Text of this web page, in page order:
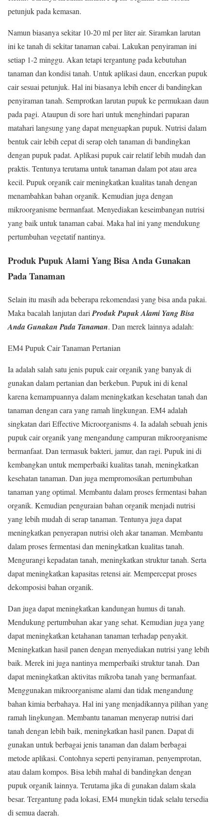
petunjuk pada kemasan.
Namun biasanya sekitar 10-20 ml per liter air. Siramkan larutan
ini ke tanah di sekitar tanaman cabai. Lakukan penyiraman ini
setiap 1-2 minggu. Akan tetapi tergantung pada kebutuhan
tanaman dan kondisi tanah. Untuk aplikasi daun, encerkan pupuk
cair sesuai petunjuk. Hal ini biasanya lebih encer di bandingkan
penyiraman tanah. Semprotkan larutan pupuk ke permukaan daun
pada pagi. Ataupun di sore hari untuk menghindari paparan
matahari langsung yang dapat menguapkan pupuk. Nutrisi dalam
bentuk cair lebih cepat di serap oleh tanaman di bandingkan
dengan pupuk padat. Aplikasi pupuk cair relatif lebih mudah dan
praktis. Tentunya terutama untuk tanaman dalam pot atau area
kecil. Pupuk organik cair meningkatkan kualitas tanah dengan
menambahkan bahan organik. Kemudian juga dengan
mikroorganisme bermanfaat. Menyediakan keseimbangan nutrisi
yang baik untuk tanaman cabai. Maka hal ini yang mendukung
pertumbuhan vegetatif nantinya.
Produk Pupuk Alami Yang Bisa Anda Gunakan
Pada Tanaman
Selain itu masih ada beberapa rekomendasi yang bisa anda pakai.
Maka bacalah lanjutan dariProduk Pupuk Alami Yang Bisa
Anda Gunakan Pada Tanaman. Dan merek lainnya adalah:
EM4 Pupuk Cair Tanaman Pertanian
Ia adalah salah satu jenis pupuk cair organik yang banyak di
gunakan dalam pertanian dan berkebun. Pupuk ini di kenal
karena kemampuannya dalam meningkatkan kesehatan tanah dan
tanaman dengan cara yang ramah lingkungan. EM4 adalah
singkatan dari Effective Microorganisms 4. Ia adalah sebuah jenis
pupuk cair organik yang mengandung campuran mikroorganisme
bermanfaat. Dan termasuk bakteri, jamur, dan ragi. Pupuk ini di
kembangkan untuk memperbaiki kualitas tanah, meningkatkan
kesehatan tanaman. Dan juga mempromosikan pertumbuhan
tanaman yang optimal. Membantu dalam proses fermentasi bahan
organik. Kemudian penguraian bahan organik menjadi nutrisi
yang lebih mudah di serap tanaman. Tentunya juga dapat
meningkatkan penyerapan nutrisi oleh akar tanaman. Membantu
dalam proses fermentasi dan meningkatkan kualitas tanah.
Mengurangi kepadatan tanah, meningkatkan struktur tanah. Serta
dapat meningkatkan kapasitas retensi air. Mempercepat proses
dekomposisi bahan organik.
Dan juga dapat meningkatkan kandungan humus di tanah.
Mendukung pertumbuhan akar yang sehat. Kemudian juga yang
dapat meningkatkan ketahanan tanaman terhadap penyakit.
Meningkatkan hasil panen dengan menyediakan nutrisi yang lebih
baik. Merek ini juga nantinya memperbaiki struktur tanah. Dan
dapat meningkatkan aktivitas mikroba tanah yang bermanfaat.
Menggunakan mikroorganisme alami dan tidak mengandung
bahan kimia berbahaya. Hal ini yang menjadikannya pilihan yang
ramah lingkungan. Membantu tanaman menyerap nutrisi dari
tanah dengan lebih baik, meningkatkan hasil panen. Dapat di
gunakan untuk berbagai jenis tanaman dan dalam berbagai
metode aplikasi. Contohnya seperti penyiraman, penyemprotan,
atau dalam kompos. Bisa lebih mahal di bandingkan dengan
pupuk organik lainnya. Terutama jika di gunakan dalam skala
besar. Tergantung pada lokasi, EM4 mungkin tidak selalu tersedia
di semua daerah.